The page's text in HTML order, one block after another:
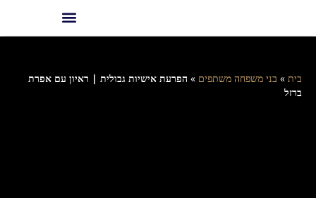
בית » בני משפחה משתפים » הפרעת אישיות גבולית | ראיון עם אפרת
ברזל